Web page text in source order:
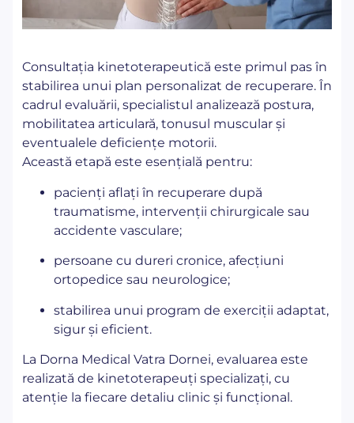
Consultația kinetoterapeutică este primul pas în
stabilirea unui plan personalizat de recuperare. În
cadrul evaluării, specialistul analizează postura,
mobilitatea articulară, tonusul muscular și
eventualele deficiențe motorii.
Această etapă este esențială pentru:
pacienți aflați în recuperare după
traumatisme, intervenții chirurgicale sau
accidente vasculare;
persoane cu dureri cronice, afecțiuni
ortopedice sau neurologice;
stabilirea unui program de exerciții adaptat,
sigur și eficient.
La Dorna Medical Vatra Dornei, evaluarea este
realizată de kinetoterapeuți specializați, cu
atenție la fiecare detaliu clinic și funcțional.